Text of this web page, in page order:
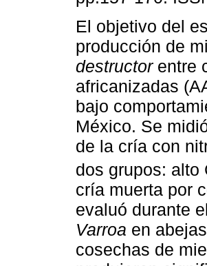
El objetivo del
producción de
destructorentre
africanizadas
bajo
México. Se
de la cría con
dos grupos: alto
cría muerta por
evaluó durante
Varroa en
cosechas de